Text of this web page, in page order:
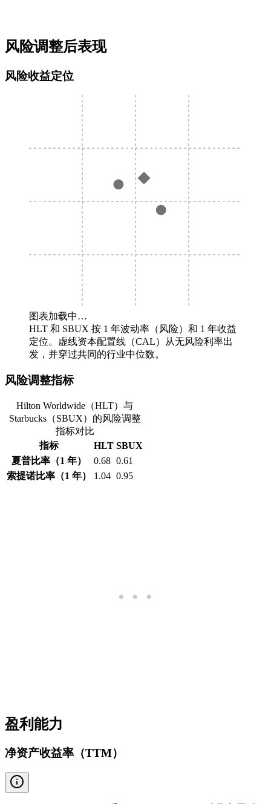
风险调整后表现
风险收益定位
图表加载中…
HLT 和 SBUX 按 1 年波动率（风险）和 1 年收益
定位。虚线资本配置线（CAL）从无风险利率出
发，并穿过共同的行业中位数。
风险调整指标
Hilton Worldwide（HLT）与
Starbucks（SBUX）的风险调整
指标对比
指标
HLT SBUX
夏普比率（1 年）
0.68 0.61
索提诺比率（1 年）
1.04 0.95
盈利能力
净资产收益率（TTM）